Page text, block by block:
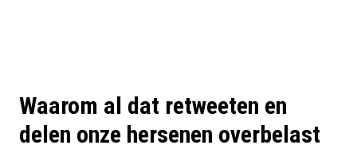
Waarom al dat retweeten en
delen onze hersenen overbelast